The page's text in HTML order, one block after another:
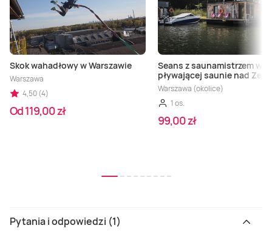
Skok wahadłowy w Warszawie
Warszawa
4,50 (4)
Od 119,00 zł
Seans z saunamistrzem w
pływającej saunie nad
Warszawa (okolice)
1 os.
99,00 zł
Pytania i odpowiedzi (1)